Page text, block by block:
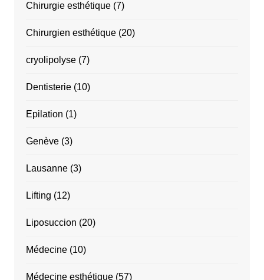
Chirurgie esthétique(7)
Chirurgien esthétique(20)
cryolipolyse(7)
Dentisterie(10)
Epilation (1)
Genève(3)
Lausanne(3)
Lifting (12)
Liposuccion (20)
Médecine(10)
Médecine esthétique(57)